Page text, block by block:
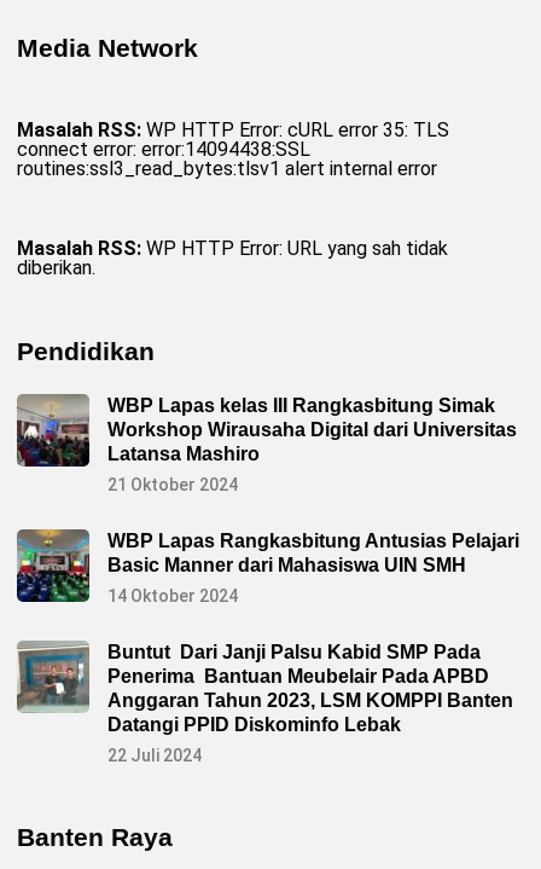
Media Network
Masalah RSS: WP HTTP Error: cURL error 35: TLS
connect error: error:14094438:SSL
routines:ssl3_read_bytes:tlsv1 alert internal error
Masalah RSS: WP HTTP Error: URL yang sah tidak
diberikan.
Pendidikan
WBP Lapas kelas III Rangkasbitung Simak
Workshop Wirausaha Digital dari Universitas
Latansa Mashiro
21 Oktober 2024
WBP Lapas Rangkasbitung Antusias Pelajari
Basic Manner dari Mahasiswa UIN SMH
14 Oktober 2024
Buntut Dari Janji Palsu Kabid SMP Pada
Penerima Bantuan Meubelair Pada APBD
Anggaran Tahun 2023, LSM KOMPPI Banten
Datangi PPID Diskominfo Lebak
22 Juli 2024
Banten Raya